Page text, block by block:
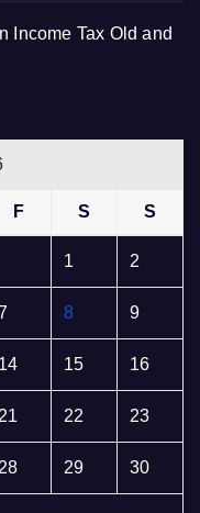
Income Tax Old and
F S S
1 2
8 9
14 15 16
21 22 23
28 29 30